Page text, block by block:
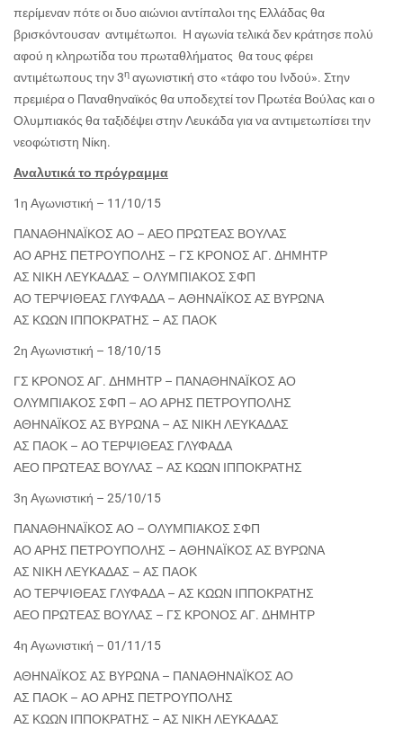
περίμεναν πότε οι δυο αιώνιοι αντίπαλοι της Ελλάδας θα
βρισκόντουσαν αντιμέτωποι. Η αγωνία τελικά δεν κράτησε πολύ
αφού η κληρωτίδα του πρωταθλήματος θα τους φέρει
αντιμέτωπους την 3η αγωνιστική στο «τάφο του Ινδού». Στην
πρεμιέρα ο Παναθηναϊκός θα υποδεχτεί τον Πρωτέα Βούλας και ο
Ολυμπιακός θα ταξιδέψει στην Λευκάδα για να αντιμετωπίσει την
νεοφώτιστη Νίκη.
Αναλυτικά το πρόγραμμα
1η Αγωνιστική – 11/10/15
ΠΑΝΑΘΗΝΑΪΚΟΣ ΑΟ – ΑΕΟ ΠΡΩΤΕΑΣ ΒΟΥΛΑΣ
ΑΟ ΑΡΗΣ ΠΕΤΡΟΥΠΟΛΗΣ – ΓΣ ΚΡΟΝΟΣ ΑΓ. ΔΗΜΗΤΡ
ΑΣ ΝΙΚΗ ΛΕΥΚΑΔΑΣ – ΟΛΥΜΠΙΑΚΟΣ ΣΦΠ
ΑΟ ΤΕΡΨΙΘΕΑΣ ΓΛΥΦΑΔΑ – ΑΘΗΝΑΪΚΟΣ ΑΣ ΒΥΡΩΝΑ
ΑΣ ΚΩΩΝ ΙΠΠΟΚΡΑΤΗΣ – ΑΣ ΠΑΟΚ
2η Αγωνιστική – 18/10/15
ΓΣ ΚΡΟΝΟΣ ΑΓ. ΔΗΜΗΤΡ – ΠΑΝΑΘΗΝΑΪΚΟΣ ΑΟ
ΟΛΥΜΠΙΑΚΟΣ ΣΦΠ – ΑΟ ΑΡΗΣ ΠΕΤΡΟΥΠΟΛΗΣ
ΑΘΗΝΑΪΚΟΣ ΑΣ ΒΥΡΩΝΑ – ΑΣ ΝΙΚΗ ΛΕΥΚΑΔΑΣ
ΑΣ ΠΑΟΚ – ΑΟ ΤΕΡΨΙΘΕΑΣ ΓΛΥΦΑΔΑ
ΑΕΟ ΠΡΩΤΕΑΣ ΒΟΥΛΑΣ – ΑΣ ΚΩΩΝ ΙΠΠΟΚΡΑΤΗΣ
3η Αγωνιστική – 25/10/15
ΠΑΝΑΘΗΝΑΪΚΟΣ ΑΟ – ΟΛΥΜΠΙΑΚΟΣ ΣΦΠ
ΑΟ ΑΡΗΣ ΠΕΤΡΟΥΠΟΛΗΣ – ΑΘΗΝΑΪΚΟΣ ΑΣ ΒΥΡΩΝΑ
ΑΣ ΝΙΚΗ ΛΕΥΚΑΔΑΣ – ΑΣ ΠΑΟΚ
ΑΟ ΤΕΡΨΙΘΕΑΣ ΓΛΥΦΑΔΑ – ΑΣ ΚΩΩΝ ΙΠΠΟΚΡΑΤΗΣ
ΑΕΟ ΠΡΩΤΕΑΣ ΒΟΥΛΑΣ – ΓΣ ΚΡΟΝΟΣ ΑΓ. ΔΗΜΗΤΡ
4η Αγωνιστική – 01/11/15
ΑΘΗΝΑΪΚΟΣ ΑΣ ΒΥΡΩΝΑ – ΠΑΝΑΘΗΝΑΪΚΟΣ ΑΟ
ΑΣ ΠΑΟΚ – ΑΟ ΑΡΗΣ ΠΕΤΡΟΥΠΟΛΗΣ
ΑΣ ΚΩΩΝ ΙΠΠΟΚΡΑΤΗΣ – ΑΣ ΝΙΚΗ ΛΕΥΚΑΔΑΣ